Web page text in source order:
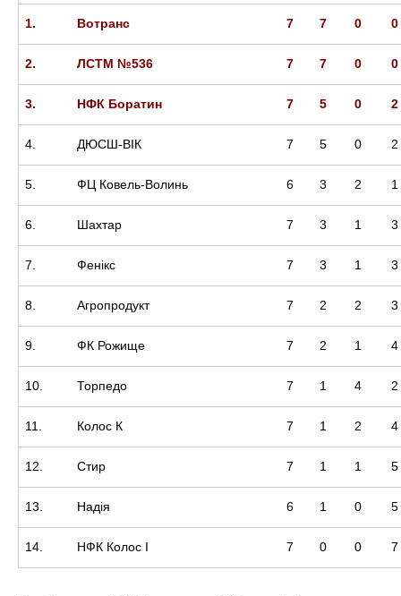
1. Вотранс 7 7 0 0
2. ЛСТМ №536 7 7 0 0
3. НФК Боратин 7 5 0 2
4. ДЮСШ-ВІК 7 5 0 2
5. ФЦ Ковель-Волинь 6 3 2 1
6. Шахтар 7 3 1 3
7. Фенікс 7 3 1 3
8. Агропродукт 7 2 2 3
9. ФК Рожище 7 2 1 4
10. Торпедо 7 1 4 2
11. Колос К 7 1 2 4
12. Стир 7 1 1 5
13. Надія 6 1 0 5
14. НФК Колос І 7 0 0 7